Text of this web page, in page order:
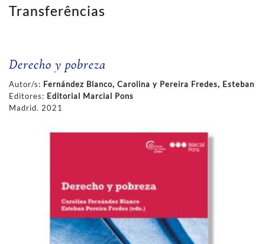
Transferências
Derecho y pobreza
Autor/s: Fernández Blanco, Carolina y Pereira Fredes, Esteban
Editores: Editorial Marcial Pons
Madrid. 2021